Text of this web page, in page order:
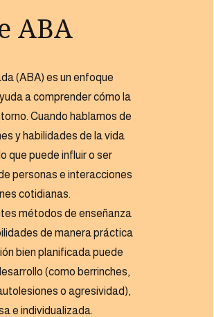
ABA
(ABA) es un enfoque
a comprender cómo la
Cuando hablamos de
y habilidades de la vida
que puede influir o ser
personas e interacciones
cotidianas.
métodos de enseñanza
de manera práctica
bien planificada puede
(como berrinches,
o agresividad),
e individualizada.